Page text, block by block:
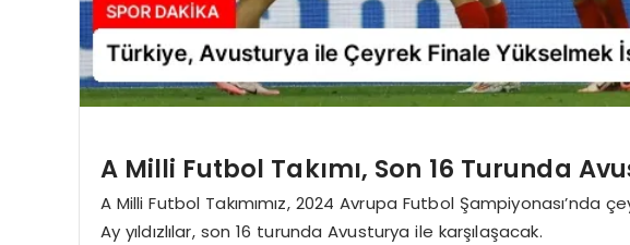
A Milli Futbol Takımı, Son 16 Turunda
A Milli Futbol Takımımız, 2024 Avrupa Futbol Şampiyonası’nda
Ay yıldızlılar, son 16 turunda Avusturya ile karşılaşacak.